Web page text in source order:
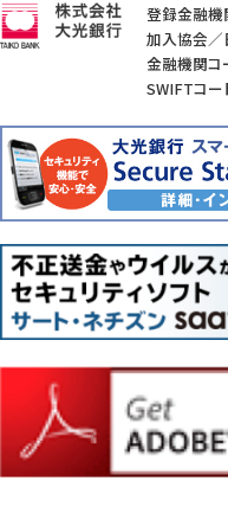
登録金融機
加入協会
金融機関コ
SWIFTコー